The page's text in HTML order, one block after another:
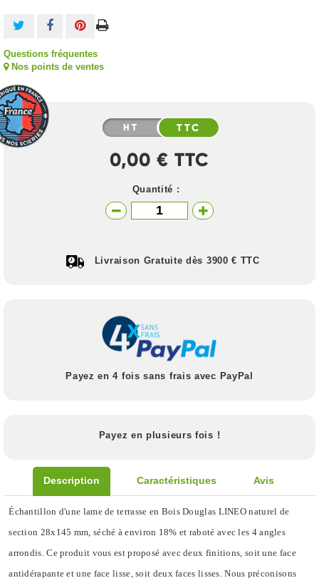
Questions fréquentes
Nos points de ventes
HT TTC
0,00 € TTC
Quantité :
Livraison Gratuite dès 3900 € TTC
Payez en 4 fois sans frais avec PayPal
Payez en plusieurs fois !
Description Caractéristiques Avis
Échantillon d'une lame de terrasse en Bois Douglas LINEO naturel de
section 28x145 mm, séché à environ 18% et raboté avec les 4 angles
arrondis. Ce produit vous est proposé avec deux finitions, soit une face
antidérapante et une face lisse, soit deux faces lisses. Nous préconisons